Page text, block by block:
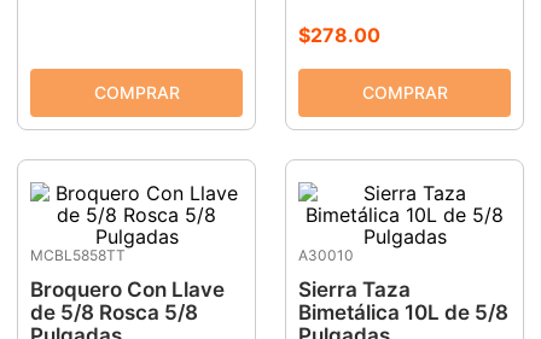
$278.00
MCBL5858TT
Broquero Con Llave
de 5/8 Rosca 5/8
A30010
Sierra Taza
Bimetálica 10L de 5/8